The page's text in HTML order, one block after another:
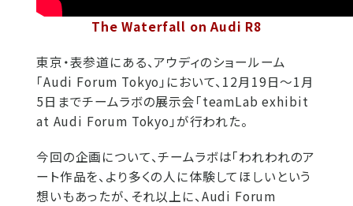
The Waterfall on Audi R8
東京・表参道にある、アウディのショールーム
「Audi Forum Tokyo」において、12月19日～1月
5日までチームラボの展示会「teamLab exhibit
at Audi Forum Tokyo」が行われた。
今回の企画について、チームラボは「われわれのア
ート作品を、より多くの人に体験してほしいという
想いもあったが、それ以上に、Audi Forum